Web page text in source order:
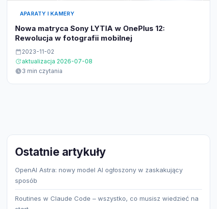
APARATY I KAMERY
Nowa matryca Sony LYTIA w OnePlus 12:
Rewolucja w fotografii mobilnej
2023-11-02
aktualizacja 2026-07-08
3 min czytania
Ostatnie artykuły
OpenAI Astra: nowy model AI ogłoszony w zaskakujący
sposób
Routines w Claude Code – wszystko, co musisz wiedzieć na